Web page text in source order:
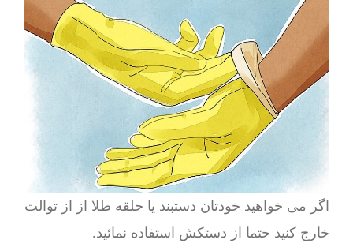
اگر می خواهید خودتان دستبند یا حلقه طلا از از توالت
خارج کنید حتما از دستکش استفاده نمائید.